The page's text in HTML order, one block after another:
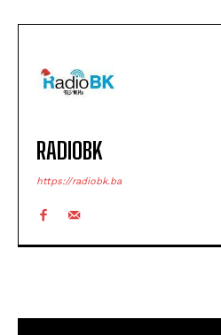
RADIOBK
https://radiobk.ba